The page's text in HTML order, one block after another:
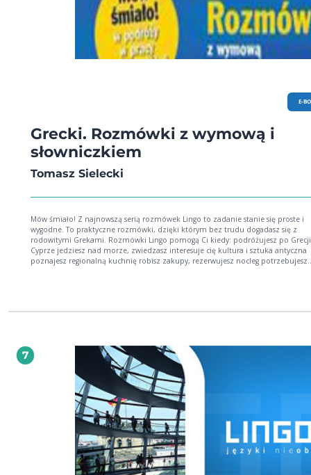
E-
Grecki. Rozmówki z wymową i
słowniczkiem
Tomasz Sielecki
Mów śmiało! Z najnowszą serią rozmówek Lingo to zadanie stanie się proste i
wygodne. To praktyczne rozmówki, dzięki którym bez trudu dogadasz się z
rodowitymi Grekami. Rozmówki Lingo pomogą Ci kiedy: podróżujesz po Grecji lub
Cyprze jedziesz nad morze, zwiedzasz interesuje cię kultura i sztuka antyczna
poznajesz regionalną kuchnię robisz zakupy, rezerwujesz nocleg potrzebujesz
7